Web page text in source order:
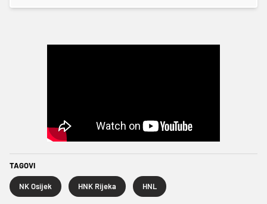
TAGOVI
NK Osijek HNK Rijeka HNL